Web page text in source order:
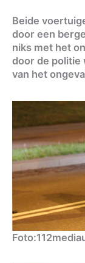
Beide
door een
niks met het
door de politie
van het